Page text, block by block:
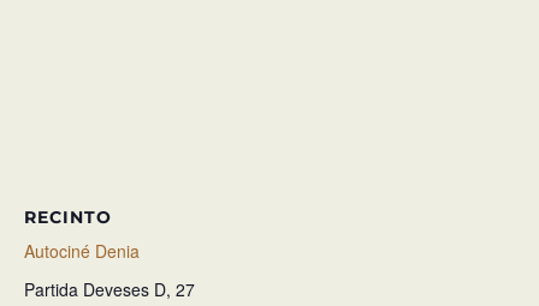
RECINTO
Autociné Denia
Partida Deveses D, 27